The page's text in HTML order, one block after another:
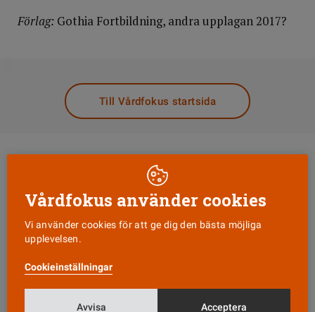
Förlag: Gothia Fortbildning, andra upplagan 2017?
Till Vårdfokus startsida
Läs senaste numret
Vårdfokus använder cookies
Vi använder cookies för att ge dig den bästa möjliga
upplevelsen.
Cookieinställningar
Avvisa Acceptera